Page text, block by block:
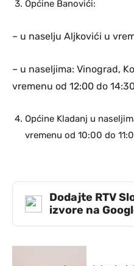
Općine Banovići:
– u naselju Aljkovići u
– u naseljima: Vinograd,
vremenu od 12:00 do
Općine Kladanj u
vremenu od 10:00 do
Dodajte RTV
izvore na